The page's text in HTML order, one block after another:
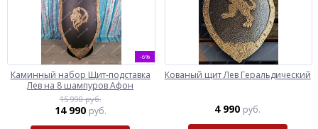
-6%
Каминный набор Щит-подставка
Лев на 8 шампуров Афон
15 990 руб.
14 990 руб.
Кованый щит Лев Геральдический
4 990 руб.